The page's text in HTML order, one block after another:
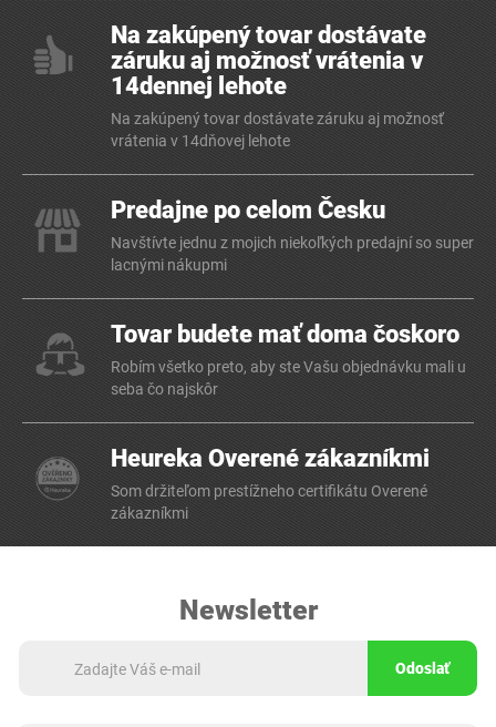
Na zakúpený tovar dostávate
záruku aj možnosť vrátenia v
14dennej lehote
Na zakúpený tovar dostávate záruku aj možnosť
vrátenia v 14dňovej lehote
Predajne po celom Česku
Navštívte jednu z mojich niekoľkých predajní so super
lacnými nákupmi
Tovar budete mať doma čoskoro
Robím všetko preto, aby ste Vašu objednávku mali u
seba čo najskôr
Heureka Overené zákazníkmi
Som držiteľom prestížneho certifikátu Overené
zákazníkmi
Newsletter
Odoslať